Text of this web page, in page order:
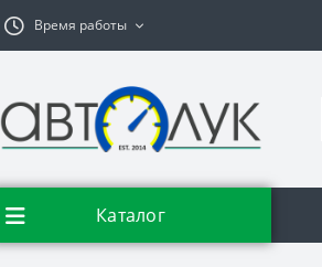
Время работы
Каталог